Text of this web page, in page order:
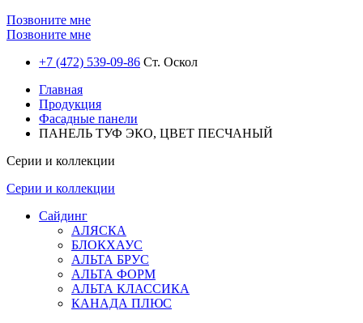
Позвоните мне
Позвоните мне
+7 (472) 539-09-86 Ст. Оскол
Главная
Продукция
Фасадные панели
ПАНЕЛЬ ТУФ ЭКО, ЦВЕТ ПЕСЧАНЫЙ
Серии и коллекции
Серии и коллекции
Сайдинг
АЛЯСКА
БЛОКХАУС
АЛЬТА БРУС
АЛЬТА ФОРМ
АЛЬТА КЛАССИКА
КАНАДА ПЛЮС